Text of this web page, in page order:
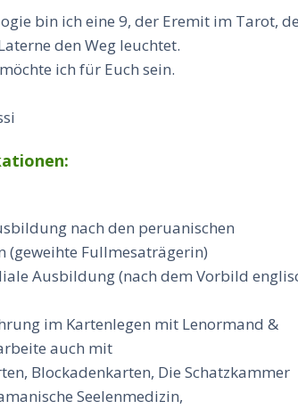
bin ich eine 9, der Eremit im Tarot,
den Weg leuchtet.
ich für Euch sein.
nach den peruanischen
(geweihte Fullmesaträgerin)
Ausbildung (nach dem Vorbild
im Kartenlegen mit Lenormand &
auch mit
Blockadenkarten, Die Schatzkammer
Seelenmedizin,